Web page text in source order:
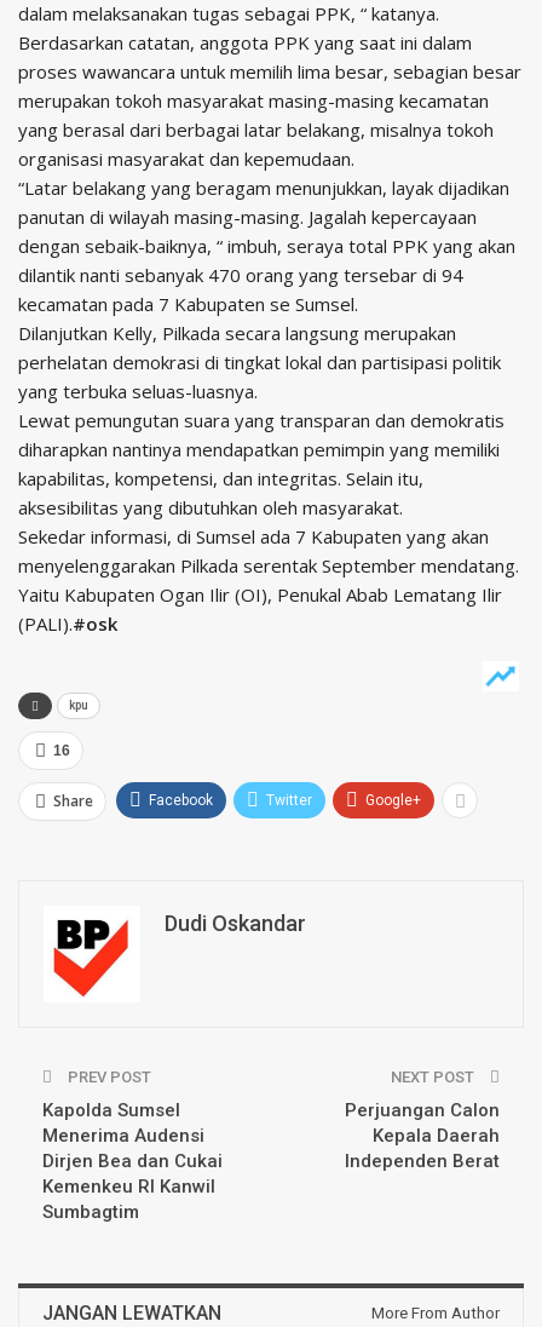
dalam melaksanakan tugas sebagai PPK, “ katanya.
Berdasarkan catatan, anggota PPK yang saat ini dalam
proses wawancara untuk memilih lima besar, sebagian besar
merupakan tokoh masyarakat masing-masing kecamatan
yang berasal dari berbagai latar belakang, misalnya tokoh
organisasi masyarakat dan kepemudaan.
“Latar belakang yang beragam menunjukkan, layak dijadikan
panutan di wilayah masing-masing. Jagalah kepercayaan
dengan sebaik-baiknya, “ imbuh, seraya total PPK yang akan
dilantik nanti sebanyak 470 orang yang tersebar di 94
kecamatan pada 7 Kabupaten se Sumsel.
Dilanjutkan Kelly, Pilkada secara langsung merupakan
perhelatan demokrasi di tingkat lokal dan partisipasi politik
yang terbuka seluas-luasnya.
Lewat pemungutan suara yang transparan dan demokratis
diharapkan nantinya mendapatkan pemimpin yang memiliki
kapabilitas, kompetensi, dan integritas. Selain itu,
aksesibilitas yang dibutuhkan oleh masyarakat.
Sekedar informasi, di Sumsel ada 7 Kabupaten yang akan
menyelenggarakan Pilkada serentak September mendatang.
Yaitu Kabupaten Ogan Ilir (OI), Penukal Abab Lematang Ilir
(PALI).#osk
kpu
16
Share Facebook Twitter Google+
Dudi Oskandar
PREV POST
Kapolda Sumsel
Menerima Audensi
Dirjen Bea dan Cukai
Kemenkeu RI Kanwil
Sumbagtim
NEXT POST
Perjuangan Calon
Kepala Daerah
Independen Berat
JANGAN LEWATKAN More From Author